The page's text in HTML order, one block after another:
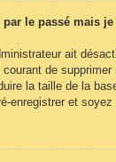
le passé mais
ait
de supprimer
la taille de la
enregistrer et